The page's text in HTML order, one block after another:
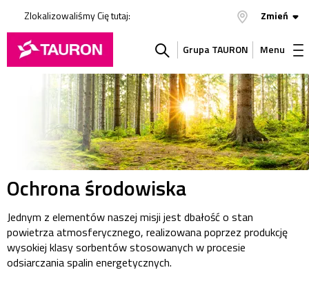
Zlokalizowaliśmy Cię tutaj: Zmień
Szukaj
w
serwisie
Grupa TAURON Menu
Ochrona środowiska
Jednym z elementów naszej misji jest dbałość o stan
powietrza atmosferycznego, realizowana poprzez produkcję
wysokiej klasy sorbentów stosowanych w procesie
odsiarczania spalin energetycznych.